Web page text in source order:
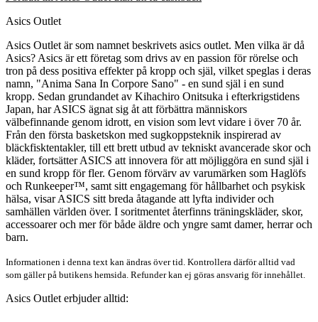
Asics Outlet
Asics Outlet är som namnet beskrivets asics outlet. Men vilka är då
Asics? Asics är ett företag som drivs av en passion för rörelse och
tron på dess positiva effekter på kropp och själ, vilket speglas i deras
namn, "Anima Sana In Corpore Sano" - en sund själ i en sund
kropp. Sedan grundandet av Kihachiro Onitsuka i efterkrigstidens
Japan, har ASICS ägnat sig åt att förbättra människors
välbefinnande genom idrott, en vision som levt vidare i över 70 år.
Från den första basketskon med sugkoppsteknik inspirerad av
bläckfisktentakler, till ett brett utbud av tekniskt avancerade skor och
kläder, fortsätter ASICS att innovera för att möjliggöra en sund själ i
en sund kropp för fler. Genom förvärv av varumärken som Haglöfs
och Runkeeper™, samt sitt engagemang för hållbarhet och psykisk
hälsa, visar ASICS sitt breda åtagande att lyfta individer och
samhällen världen över. I soritmentet återfinns träningskläder, skor,
accessoarer och mer för både äldre och yngre samt damer, herrar och
barn.
Informationen i denna text kan ändras över tid. Kontrollera därför alltid vad
som gäller på butikens hemsida. Refunder kan ej göras ansvarig för innehållet.
Asics Outlet erbjuder alltid: